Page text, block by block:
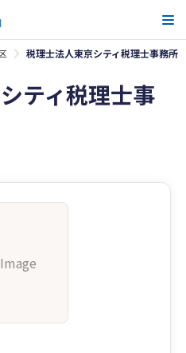
税理士法人東京シティ税理士事務所
ティ税理士事